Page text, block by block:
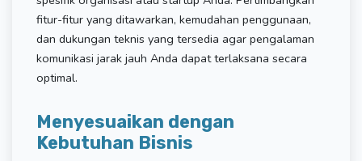
fitur-fitur yang ditawarkan, kemudahan penggunaan,
dan dukungan teknis yang tersedia agar pengalaman
komunikasi jarak jauh Anda dapat terlaksana secara
optimal.
Menyesuaikan dengan
Kebutuhan Bisnis